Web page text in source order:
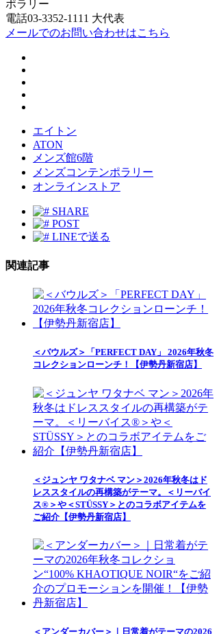
ポラリー
電話03-3352-1111 大代表
メールでのお問い合わせはこちら
エイトン
ATON
メンズ館6階
メンズコンテンポラリー
オンラインストア
SHARE
POST
LINEで送る
関連記事
＜バウルズ＞「PERFECT DAY」 2026年秋冬
コレクションローンチ！【伊勢丹新宿店】
＜ジュンヤ ワタナベ マン＞2026年秋冬はド
レススタイルの再構築がテーマ。＜リーバイ
ス®＞や＜STÜSSY＞とのコラボアイテムを
ご紹介【伊勢丹新宿店】
＜アンダーカバー＞｜日常着がテーマの2026